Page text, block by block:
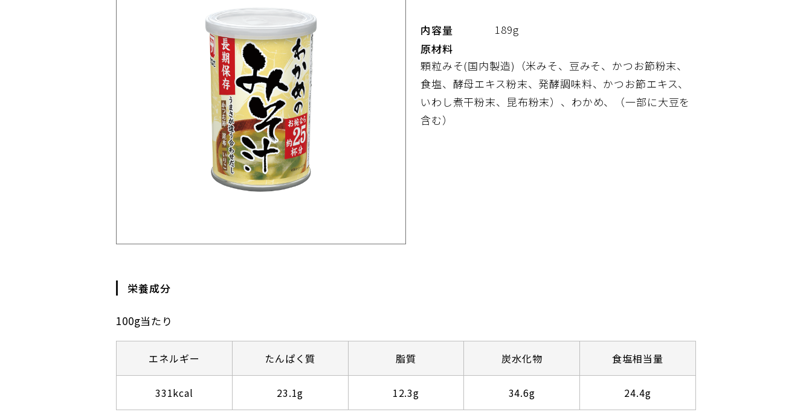
内容量
189g
原材料
顆粒みそ(国内製造)（米みそ、豆みそ、かつお節粉末、
食塩、酵母エキス粉末、発酵調味料、かつお節エキス、
いわし煮干粉末、昆布粉末）、わかめ、（一部に大豆を
含む）
栄養成分
100g当たり
エネルギー
331kcal
たんぱく質
23.1g
脂質
12.3g
炭水化物
34.6g
食塩相当量
24.4g